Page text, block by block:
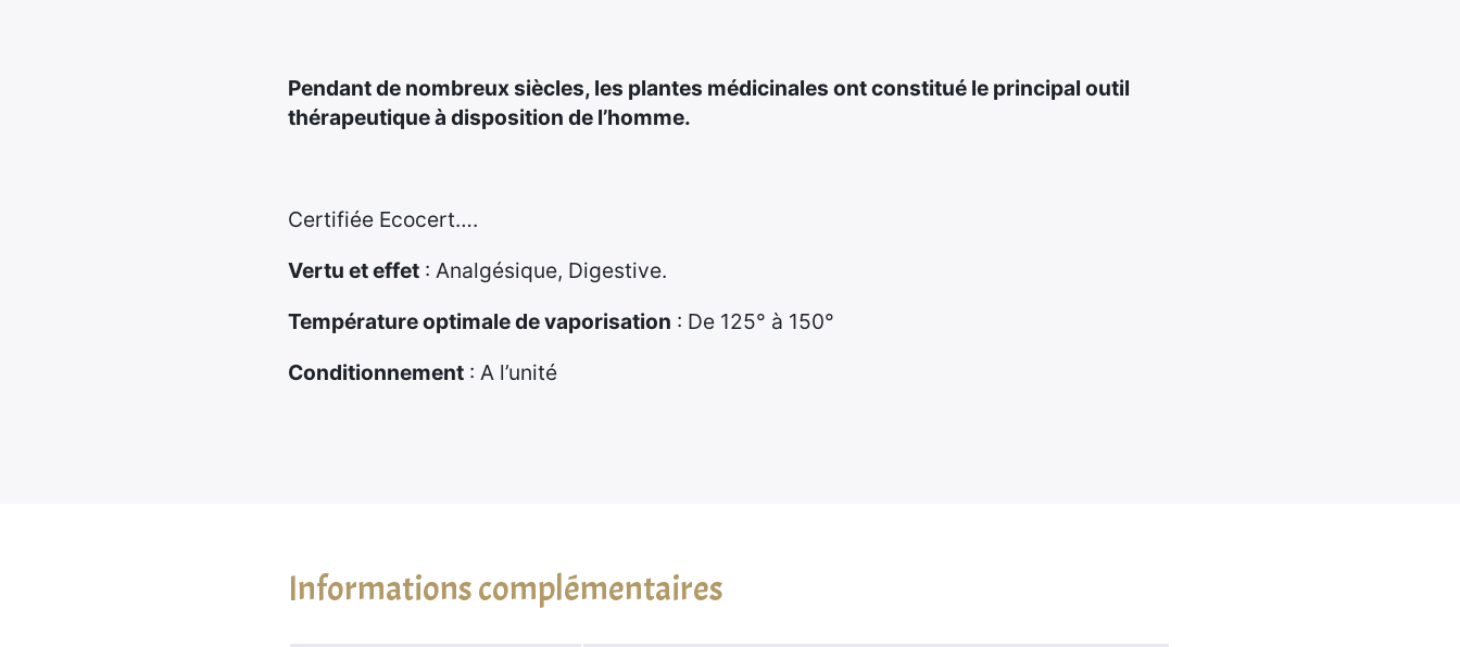
Pendant de nombreux siècles, les plantes médicinales ont constitué le principal outil
thérapeutique à disposition de l’homme.
Certifiée Ecocert….
Vertu et effet : Analgésique, Digestive.
Température optimale de vaporisation : De 125° à 150°
Conditionnement : A l’unité
Informations complémentaires